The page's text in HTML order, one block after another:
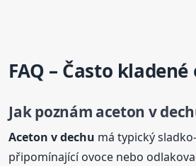
FAQ – Často
Jak poznám aceton vdech
Aceton vdechu má typický
připomínající ovoce nebo